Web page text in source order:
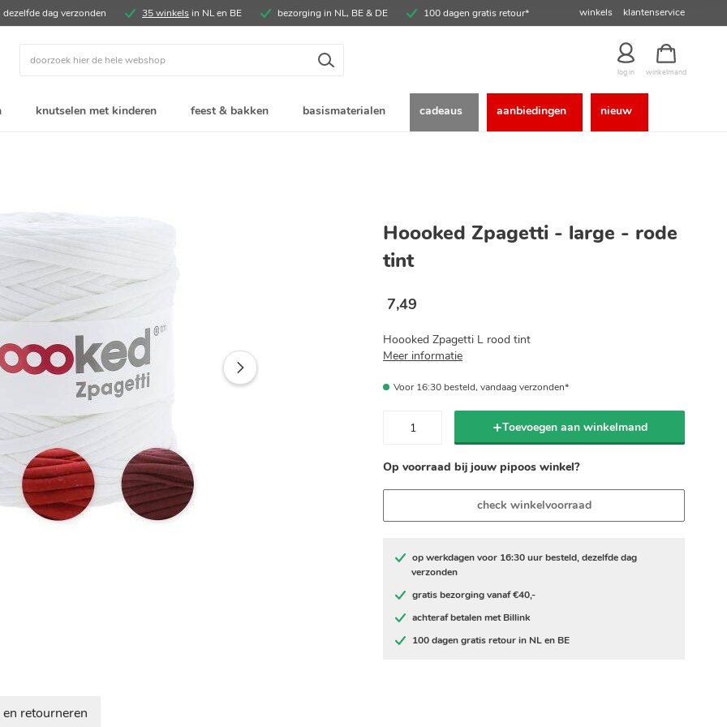
winkels klantenservice
dag verzonden 35 winkels in NL en BE bezorging in NL, BE & DE 100 dagen gratis retour*
log in winkelmand
knutselen met kinderen feest & bakken basismaterialen cadeaus aanbiedingen nieuw
Zoek
Hoooked Zpagetti - large - rode
tint
7,49
Hoooked Zpagetti L rood tint
Meer informatie
Voor 16:30 besteld, vandaag verzonden*
Toevoegen aan winkelmand
Op voorraad bij jouw pipoos winkel?
check winkelvoorraad
op werkdagen voor 16:30 uur besteld, dezelfde dag
verzonden
gratis bezorging vanaf €40,-
achteraf betalen met Billink
100 dagen gratis retour in NL en BE
retourneren